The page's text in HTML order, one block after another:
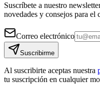
Suscríbete a nuestro
novedades y consejos para el
Correo electrónico
Suscribirme
Al suscribirte aceptas nuestra
tu suscripción en cualquier